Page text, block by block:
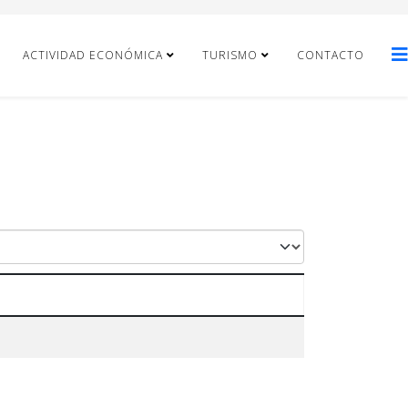
ACTIVIDAD ECONÓMICA TURISMO CONTACTO